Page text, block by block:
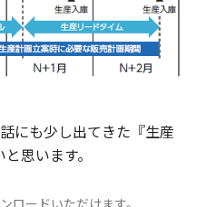
にも少し出てきた『生産
思います。